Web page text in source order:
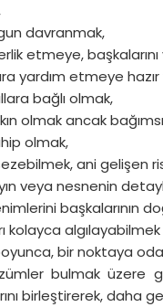
davranmak,
etmeye,
yardım etmeye
bağlı olmak,
olmak ancak
olmak,
ani gelişen
veya nesnenin
başkalarının
kolayca
bir noktaya
bulmak
birleştirerek, daha